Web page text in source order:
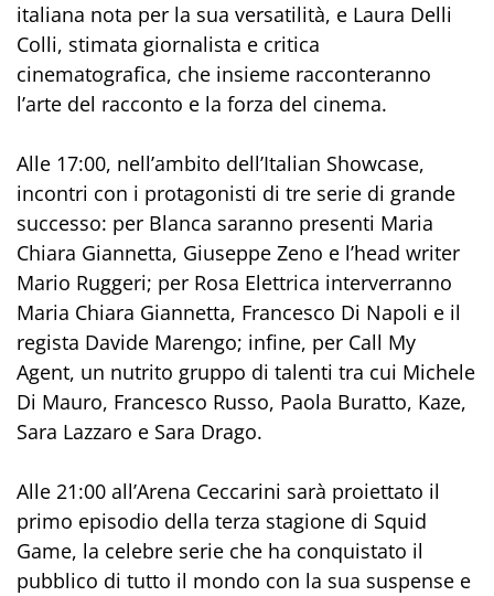
italiana nota per la sua versatilità, e Laura Delli
Colli, stimata giornalista e critica
cinematografica, che insieme racconteranno
l’arte del racconto e la forza del cinema.
Alle 17:00, nell’ambito dell’Italian Showcase,
incontri con i protagonisti di tre serie di grande
successo: per Blanca saranno presenti Maria
Chiara Giannetta, Giuseppe Zeno e l’head writer
Mario Ruggeri; per Rosa Elettrica interverranno
Maria Chiara Giannetta, Francesco Di Napoli e il
regista Davide Marengo; infine, per Call My
Agent, un nutrito gruppo di talenti tra cui Michele
Di Mauro, Francesco Russo, Paola Buratto, Kaze,
Sara Lazzaro e Sara Drago.
Alle 21:00 all’Arena Ceccarini sarà proiettato il
primo episodio della terza stagione di Squid
Game, la celebre serie che ha conquistato il
pubblico di tutto il mondo con la sua suspense e